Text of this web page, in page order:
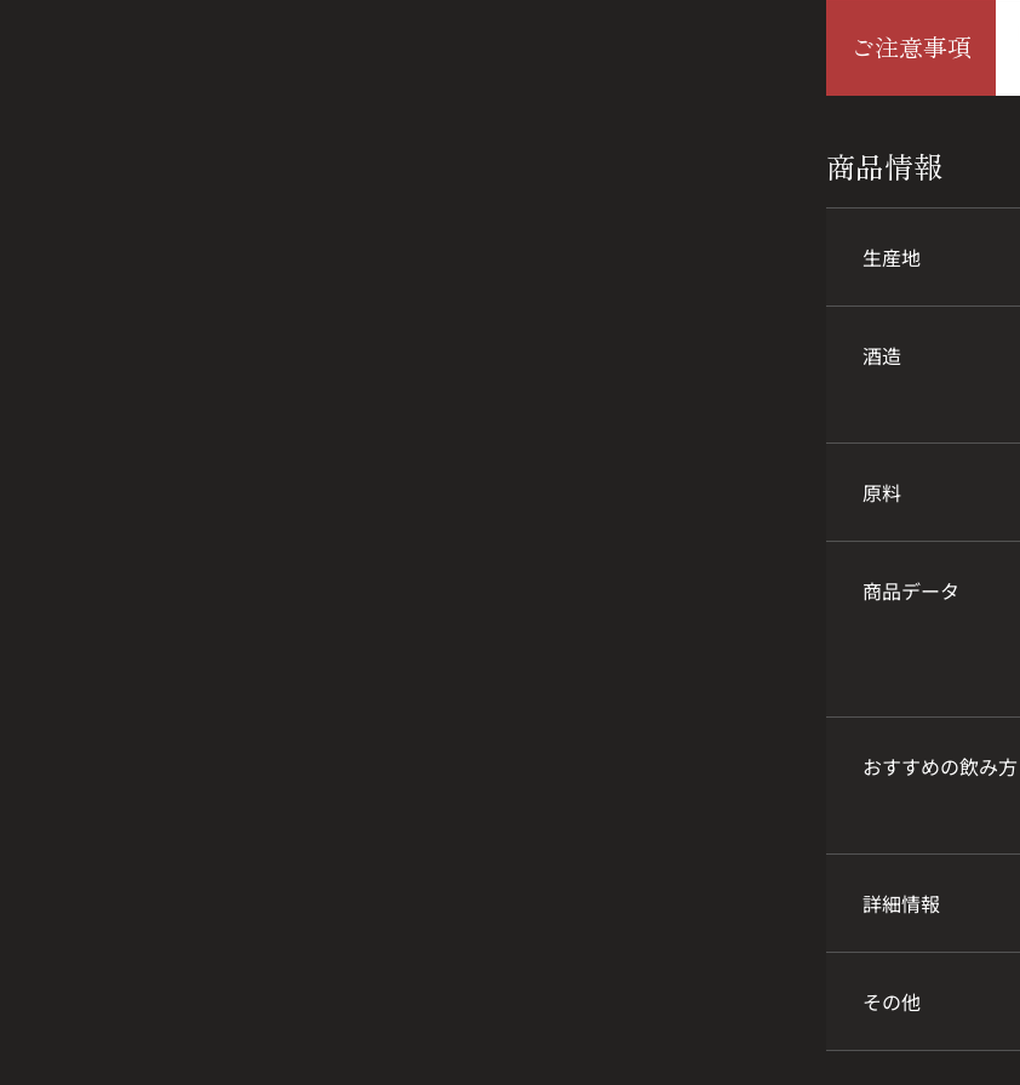
ご注意事項
商品情報
生産地
酒造
原料
商品データ
おすすめの飲み方
詳細情報
その他